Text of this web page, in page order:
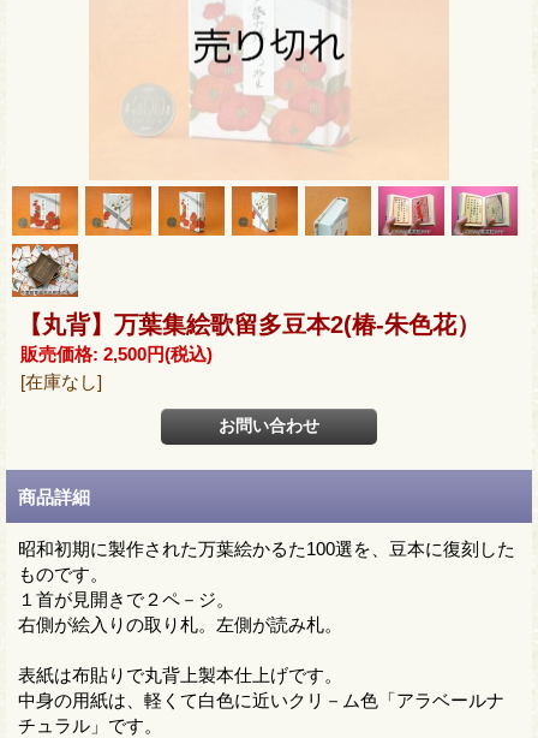
【丸背】万葉集絵歌留多豆本2(椿-朱色花）
販売価格: 2,500円(税込)
[在庫なし]
商品詳細
昭和初期に製作された万葉絵かるた100選を、豆本に復刻した
ものです。
１首が見開きで２ペ－ジ。
右側が絵入りの取り札。左側が読み札。
表紙は布貼りで丸背上製本仕上げです。
中身の用紙は、軽くて白色に近いクリ－ム色「アラベールナ
チュラル」です。